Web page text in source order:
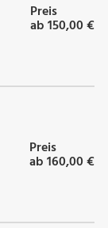
Preis
ab 150,00 €
Preis
ab 160,00 €